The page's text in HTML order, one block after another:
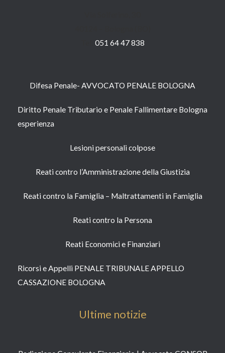
051 64 47 838
Difesa Penale- AVVOCATO PENALE BOLOGNA
Diritto Penale Tributario e Penale Fallimentare Bologna
esperienza
Lesioni personali colpose
Reati contro l’Amministrazione della Giustizia
Reati contro la Famiglia – Maltrattamenti in Famiglia
Reati contro la Persona​
Reati Economici e Finanziari​
Ricorsi e Appelli PENALE TRIBUNALE APPELLO
CASSAZIONE BOLOGNA
Ultime notizie